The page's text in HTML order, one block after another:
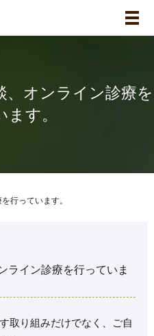
メ
、オンライン診療を
ます。
行っています。
ライン診療を行っていま
取り組みだけでなく、ご自